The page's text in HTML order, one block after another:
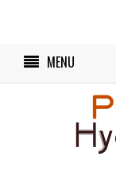
MENU
NIEWIDZIALNA
17 LUTEGO 2017
NIEWIDZIALNA